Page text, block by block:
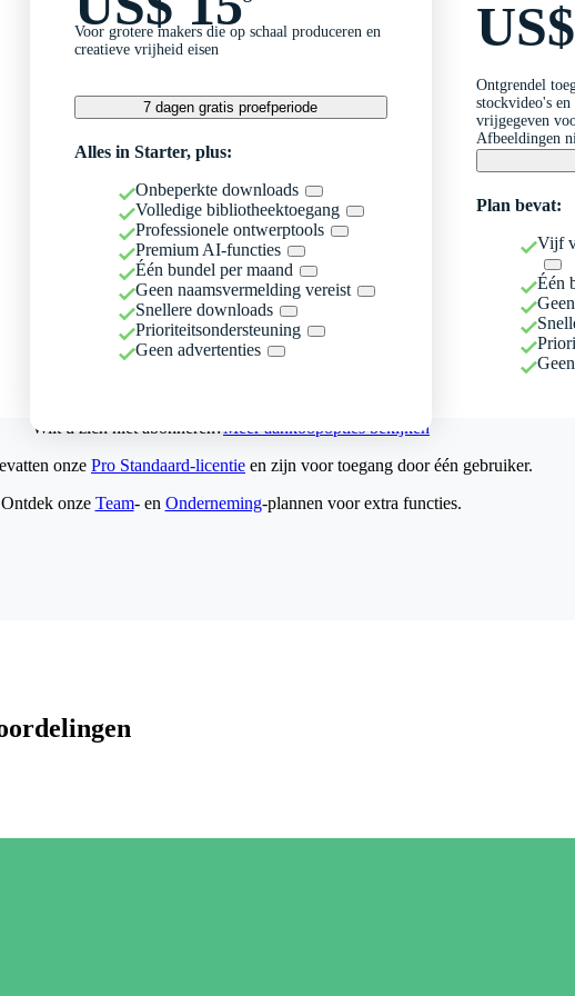
Voor grotere makers die op schaal produceren en
creatieve vrijheid eisen
7 dagen gratis proefperiode
Alles in Starter, plus:
Onbeperkte downloads
Volledige bibliotheektoegang
Professionele ontwerptools
Premium AI-functies
Één bundel per maand
Geen naamsvermelding vereist
Snellere downloads
Prioriteitsondersteuning
Geen advertenties
Ontgrendel
stockvideo's
vrijgegeven
Afbeeldingen
Plan bevat:
Vijf
Één
Wilt u zich niet abonneren?Meer aankoopopties bekijken
onze Pro Standaard-licentie en zijn voor toegang door één gebruiker.
Ontdek onze Team- en Onderneming-plannen voor extra functies.